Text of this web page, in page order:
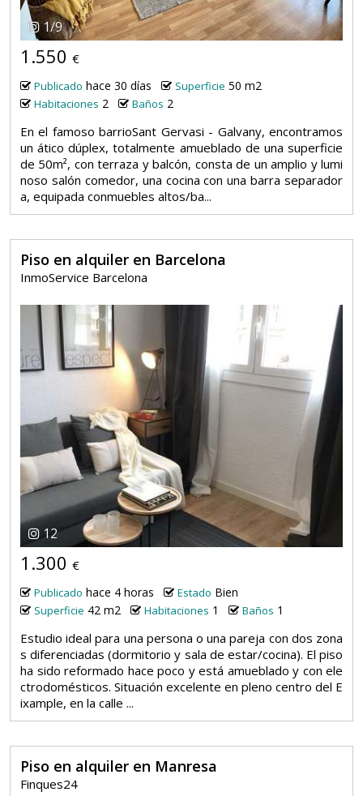
1/9
1.550 €
Publicado hace 30 días Superficie 50 m2
Habitaciones 2 Baños 2
En el famoso barrioSant Gervasi - Galvany, encontramos
un ático dúplex, totalmente amueblado de una superficie
de 50m², con terraza y balcón, consta de un amplio y lumi
noso salón comedor, una cocina con una barra separador
a, equipada conmuebles altos/ba...
Piso en alquiler en Barcelona
InmoService Barcelona
12
1.300 €
Publicado hace 4 horas Estado Bien
Superficie 42 m2 Habitaciones 1 Baños 1
Estudio ideal para una persona o una pareja con dos zona
s diferenciadas (dormitorio y sala de estar/cocina). El piso
ha sido reformado hace poco y está amueblado y con ele
ctrodomésticos. Situación excelente en pleno centro del E
ixample, en la calle ...
Piso en alquiler en Manresa
Finques24